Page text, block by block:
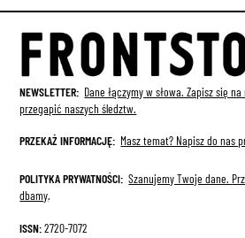
NEWSLETTER: Dane łączymy w słowa. Zapisz się
przegapić naszych śledztw.
PRZEKAŻ INFORMACJĘ: Masz temat? Napisz do nas
POLITYKA PRYWATNOŚCI: Szanujemy Twoje dane.
dbamy.
ISSN:2720-7072